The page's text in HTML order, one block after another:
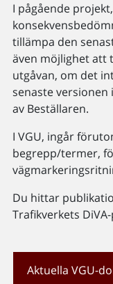
I pågående
tillämpa den
även möjlighet att
utgåvan, om det
senaste versionen
av Beställaren.
I VGU, ingår
begrepp/termer,
Du hittar
Trafikverkets
Aktuella VGU-